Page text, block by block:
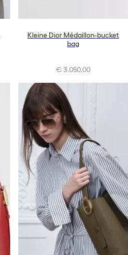
Kleine Dior Médaillon-bucket
bag
€ 3.050,00